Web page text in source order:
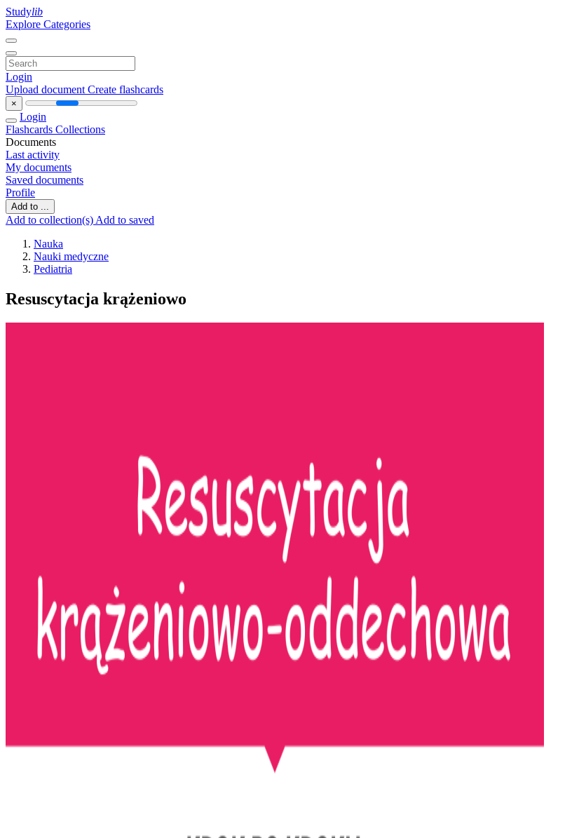
Studylib
Explore Categories
Login
Upload document Create flashcards
×
Login
Flashcards Collections
Documents
Last activity
My documents
Saved documents
Profile
Add to ...
Add to collection(s) Add to saved
Nauka
Nauki medyczne
Pediatria
Resuscytacja krążeniowo